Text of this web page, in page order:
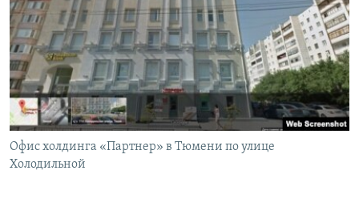
Офис холдинга «Партнер» в Тюмени по улице
Холодильной